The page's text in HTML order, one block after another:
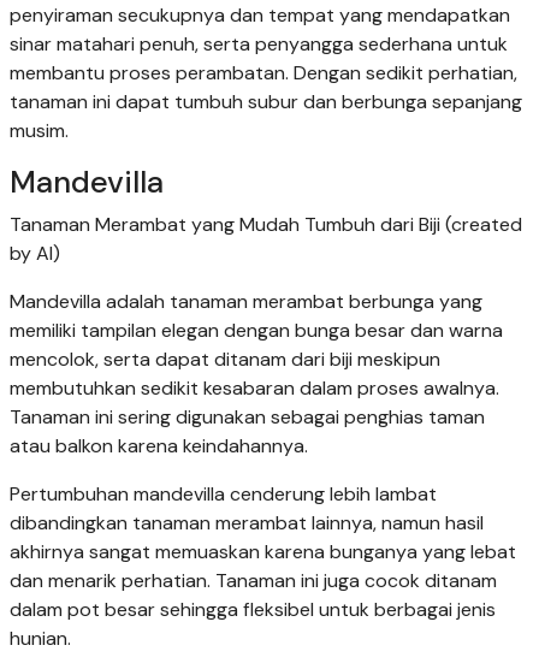
penyiraman secukupnya dan tempat yang mendapatkan
sinar matahari penuh, serta penyangga sederhana untuk
membantu proses perambatan. Dengan sedikit perhatian,
tanaman ini dapat tumbuh subur dan berbunga sepanjang
musim.
Mandevilla
Tanaman Merambat yang Mudah Tumbuh dari Biji (created
by AI)
Mandevilla adalah tanaman merambat berbunga yang
memiliki tampilan elegan dengan bunga besar dan warna
mencolok, serta dapat ditanam dari biji meskipun
membutuhkan sedikit kesabaran dalam proses awalnya.
Tanaman ini sering digunakan sebagai penghias taman
atau balkon karena keindahannya.
Pertumbuhan mandevilla cenderung lebih lambat
dibandingkan tanaman merambat lainnya, namun hasil
akhirnya sangat memuaskan karena bunganya yang lebat
dan menarik perhatian. Tanaman ini juga cocok ditanam
dalam pot besar sehingga fleksibel untuk berbagai jenis
hunian.